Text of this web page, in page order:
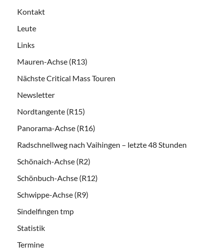
Kontakt
Leute
Links
Mauren-Achse (R13)
Nächste Critical Mass Touren
Newsletter
Nordtangente (R15)
Panorama-Achse (R16)
Radschnellweg nach Vaihingen – letzte 48 Stunden
Schönaich-Achse (R2)
Schönbuch-Achse (R12)
Schwippe-Achse (R9)
Sindelfingen tmp
Statistik
Termine